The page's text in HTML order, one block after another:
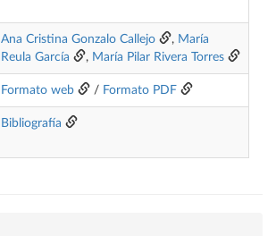
Ana Cristina Gonzalo Callejo , María
Reula García
, María Pilar Rivera Torres
Formato web / Formato PDF
Bibliografía